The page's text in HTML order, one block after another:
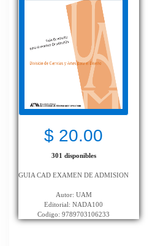
$ 20.00
301 disponibles
GUIA CAD EXAMEN DE ADMISION
Autor: UAM
Editorial: NADA100
Codigo: 9789703106233